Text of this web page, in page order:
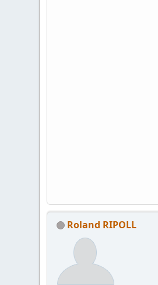
Roland RIPOLL